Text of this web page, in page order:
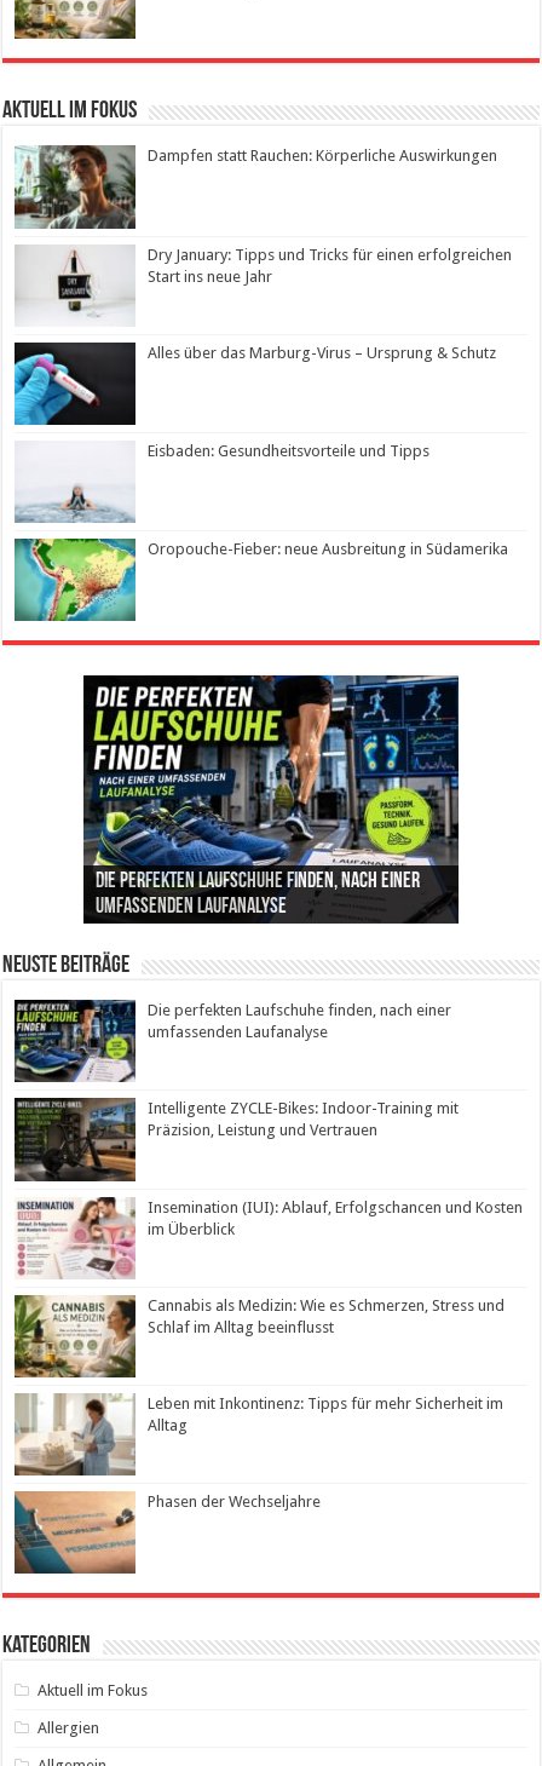
Aktuell im Fokus
Dampfen statt Rauchen: Körperliche Auswirkungen
Dry January: Tipps und Tricks für einen erfolgreichen
Start ins neue Jahr
Alles über das Marburg-Virus – Ursprung & Schutz
Eisbaden: Gesundheitsvorteile und Tipps
Oropouche-Fieber: neue Ausbreitung in Südamerika
Die perfekten Laufschuhe finden, nach einer
umfassenden Laufanalyse
Intelligente ZYCLE-Bikes: Indoor-Training mit
Präzision, Leistung und Vertrauen
Insemination (IUI): Ablauf, Erfolgschancen und
Kosten im Überblick
Cannabis als Medizin: Wie es Schmerzen, Stress
und Schlaf im Alltag beeinflusst
Leben mit Inkontinenz: Tipps für mehr
Sicherheit im Alltag
Neuste Beiträge
Die perfekten Laufschuhe finden, nach einer
umfassenden Laufanalyse
Intelligente ZYCLE-Bikes: Indoor-Training mit
Präzision, Leistung und Vertrauen
Insemination (IUI): Ablauf, Erfolgschancen und Kosten
im Überblick
Cannabis als Medizin: Wie es Schmerzen, Stress und
Schlaf im Alltag beeinflusst
Leben mit Inkontinenz: Tipps für mehr Sicherheit im
Alltag
Phasen der Wechseljahre
Kategorien
Aktuell im Fokus
Allergien